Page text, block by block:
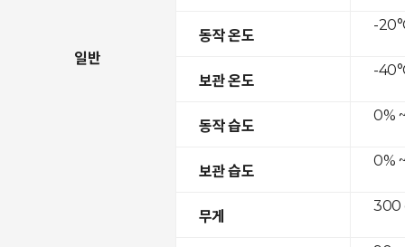
일반
동작 온도
보관 온도
동작 습도
보관 습도
무게
-
-
0%
0%
300